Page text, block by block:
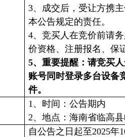
3、成交后，受让方携
本公告规定的责任。
4、竞买人在竞价前请
价资格、注册报名、保
5、重要提醒：请竞买
账号同时登录多台设备
件。
1、时间：公告期内
2、地点：海南省临高
自公告之日起至2025年